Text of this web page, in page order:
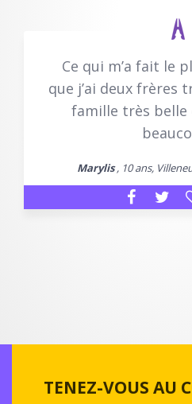
Ce qui m’a fait le
que j’ai deux frères
famille très belle
Marylis, 10 ans,
TENEZ-VOUS AU